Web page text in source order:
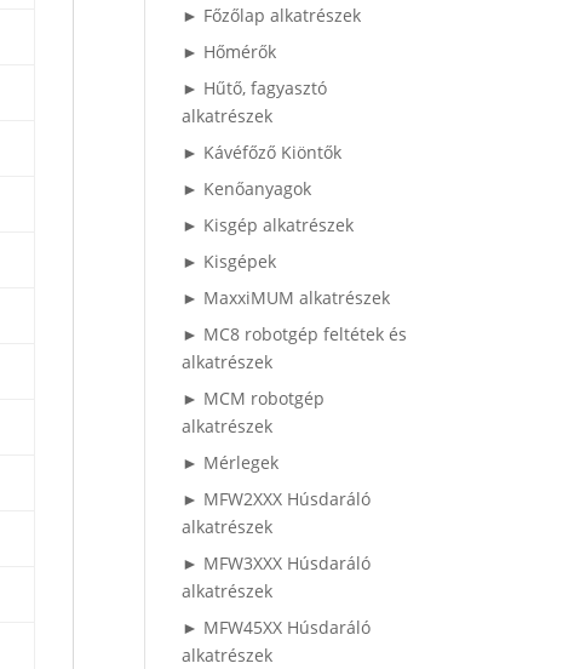
► Főzőlap alkatrészek
► Hőmérők
► Hűtő, fagyasztó
alkatrészek
► Kávéfőző Kiöntők
► Kenőanyagok
► Kisgép alkatrészek
► Kisgépek
► MaxxiMUM alkatrészek
► MC8 robotgép feltétek és
alkatrészek
► MCM robotgép
alkatrészek
► Mérlegek
► MFW2XXX Húsdaráló
alkatrészek
► MFW3XXX Húsdaráló
alkatrészek
► MFW45XX Húsdaráló
alkatrészek